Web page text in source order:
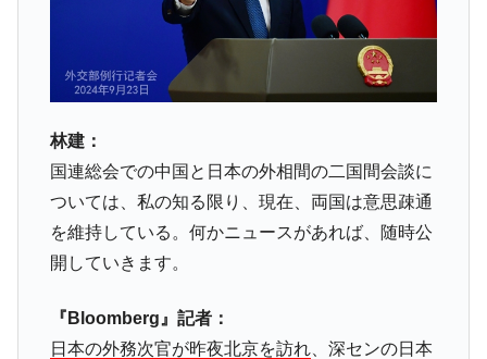
韓国政府「2035年までに18.4GW規模のAIデ
ータセンター整備」⇒ だから無理だってば。
『Money1』
JPモルガン「韓国レバレッジETFの清算は
ほぼ終わった」
『Money1』
発。
『Money1』
韓国政府「ニセＫ-ブランドを通報しようキ
『Money1』
韓国「橋が落ちました」⇒ 耐久性「なさす
『Money1』
韓国鉄鋼最大手『POSCO』ズブズブ沈む。
営業利益80.2％も減少
林建：
国連総会での中国と日本の外相間の二国間会談に
ついては、私の知る限り、現在、両国は意思疎通
を維持している。何かニュースがあれば、随時公
開していきます。
『Bloomberg』記者：
日本の外務次官が昨夜北京を訪れ、深センの日本